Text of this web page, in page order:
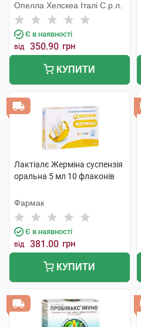
Опелла Хелскеа Італі С.р.л.
Є в наявності
від 350.90 грн
КУПИТИ
Лактіалє Жерміна суспензія
оральна 5 мл 10 флаконів
Фармак
Є в наявності
від 381.00 грн
КУПИТИ